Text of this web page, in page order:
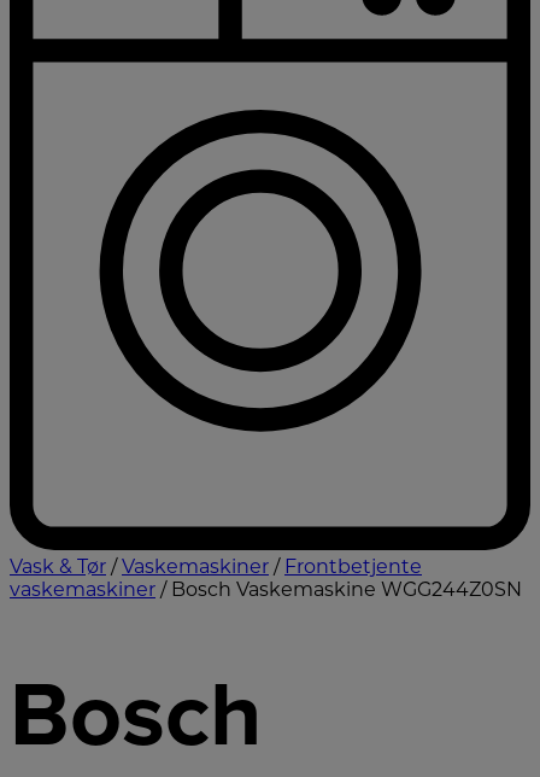
Vask & Tør /Vaskemaskiner / Frontbetjente
vaskemaskiner / Bosch Vaskemaskine WGG244Z0SN
Bosch